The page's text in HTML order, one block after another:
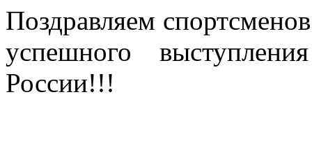
Поздравляем
успешного
России!!!